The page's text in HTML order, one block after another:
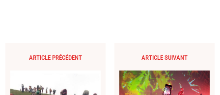
ARTICLE PRÉCÉDENT ARTICLE SUIVANT